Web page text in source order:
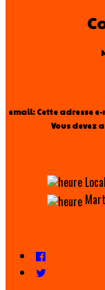
email: Cette adresse
Vous devez